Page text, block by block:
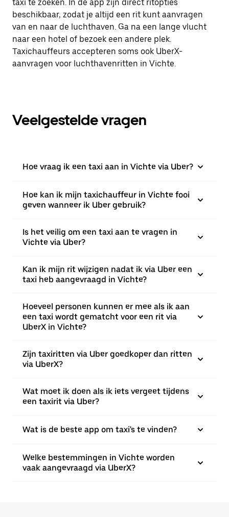
taxi te zoeken. In de app zijn direct ritopties
beschikbaar, zodat je altijd een rit kunt aanvragen
van en naar de luchthaven. Ga na een lange vlucht
naar een hotel of bezoek een andere plek.
Taxichauffeurs accepteren soms ook UberX-
aanvragen voor luchthavenritten in Vichte.
Veelgestelde vragen
Hoe vraag ik een taxi aan in Vichte via Uber?
Hoe kan ik mijn taxichauffeur in Vichte fooi
geven wanneer ik Uber gebruik?
Is het veilig om een taxi aan te vragen in
Vichte via Uber?
Kan ik mijn rit wijzigen nadat ik via Uber een
taxi heb aangevraagd in Vichte?
Hoeveel personen kunnen er mee als ik aan
een taxi wordt gematcht voor een rit via
UberX in Vichte?
Zijn taxiritten via Uber goedkoper dan ritten
via UberX?
Wat moet ik doen als ik iets vergeet tijdens
een taxirit via Uber?
Wat is de beste app om taxi's te vinden?
Welke bestemmingen in Vichte worden
vaak aangevraagd via UberX?